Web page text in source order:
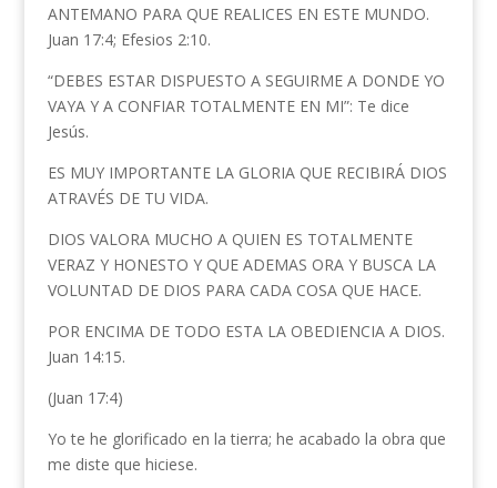
ANTEMANO PARA QUE REALICES EN ESTE MUNDO.
Juan 17:4; Efesios 2:10.
“DEBES ESTAR DISPUESTO A SEGUIRME A DONDE YO
VAYA Y A CONFIAR TOTALMENTE EN MI”: Te dice
Jesús.
ES MUY IMPORTANTE LA GLORIA QUE RECIBIRÁ DIOS
ATRAVÉS DE TU VIDA.
DIOS VALORA MUCHO A QUIEN ES TOTALMENTE
VERAZ Y HONESTO Y QUE ADEMAS ORA Y BUSCA LA
VOLUNTAD DE DIOS PARA CADA COSA QUE HACE.
POR ENCIMA DE TODO ESTA LA OBEDIENCIA A DIOS.
Juan 14:15.
(Juan 17:4)
Yo te he glorificado en la tierra; he acabado la obra que
me diste que hiciese.